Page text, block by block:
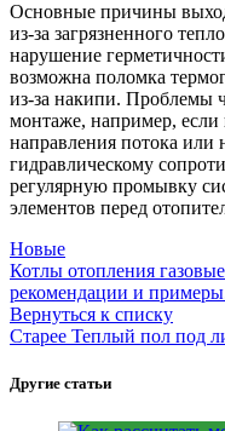
Основные причины
из-за загрязненного
нарушение
возможна поломка
из-за накипи. Проблемы
монтаже, например, если
направления потока или
гидравлическому
регулярную промывку
элементов перед
Новые
Котлы отопления
рекомендации и
Вернуться к списку
Старее Теплый пол под
Другие статьи